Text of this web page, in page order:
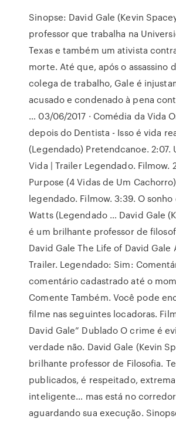
Sinopse: David Gale (Kevin
professor que trabalha na
Texas e também um ativista
morte. Até que, após o assassino
colega de trabalho, Gale é
acusado e condenado à pena
… 03/06/2017 · Comédia da Vida
depois do Dentista - Isso é vida
(Legendado) Pretendcanoe. 2:07.
Vida | Trailer Legendado. Filmow.
Purpose (4 Vidas de Um
legendado. Filmow. 3:39. O sonho
Watts (Legendado … David Gale
é um brilhante professor de
David Gale The Life of David Gale
Trailer. Legendado: Sim:
comentário cadastrado até o
Comente Também. Você pode
filme nas seguintes locadoras.
David Gale” Dublado O crime é
verdade não. David Gale (Kevin
brilhante professor de Filosofia.
publicados, é respeitado,
inteligente… mas está no
aguardando sua execução.